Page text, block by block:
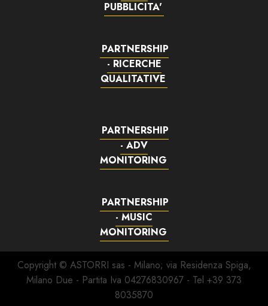
PUBBLICITA'
PARTNERSHIP
- RICERCHE
QUALITATIVE
PARTNERSHIP
- ADV
MONITORING
PARTNERSHIP
- MUSIC
MONITORING
Copyright © ASTORRI sas - Milano; via Residenza Spiga,
Milano Due - Partita Iva 04276830967 - Tel +39 373
8035870